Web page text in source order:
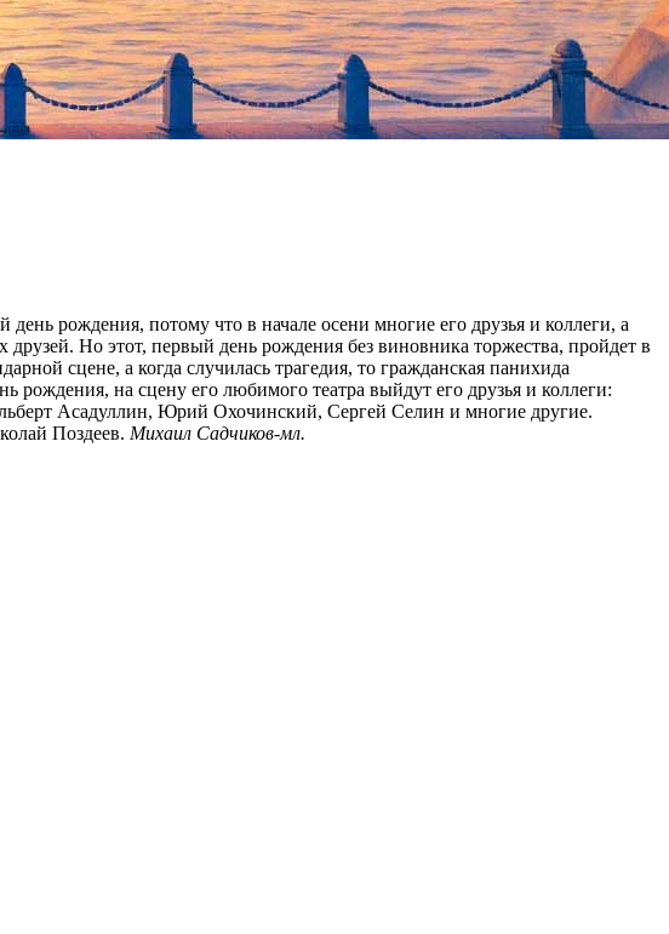
рождения, потому что в начале осени многие его друзья и коллеги, а
Но этот, первый день рождения без виновника торжества, пройдет в
сцене, а когда случилась трагедия, то гражданская панихида
рождения, на сцену его любимого театра выйдут его друзья и коллеги:
Асадуллин, Юрий Охочинский, Сергей Селин и многие другие.
Поздеев. Михаил Садчиков-мл.